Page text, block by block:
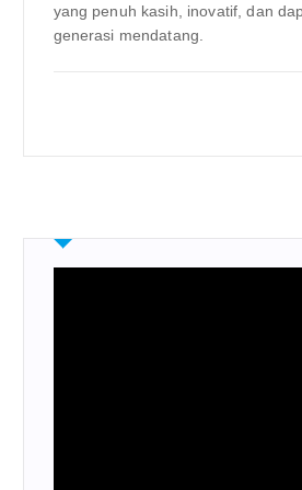
yang penuh kasih, inovatif, dan
generasi mendatang.